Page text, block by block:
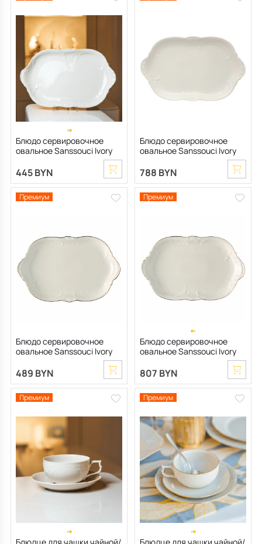
Блюдо сервировочное
овальное Sanssouci Ivory
445 BYN
Блюдо сервировочное
овальное Sanssouci Ivory
788 BYN
Премиум
Блюдо сервировочное
овальное Sanssouci Ivory
489 BYN
Премиум
Блюдо сервировочное
овальное Sanssouci Ivory
807 BYN
Премиум Премиум